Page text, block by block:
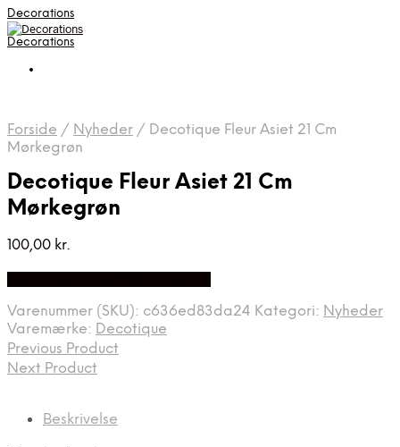
Decorations
Decorations
Forside / Nyheder / Decotique Fleur Asiet 21 Cm
Mørkegrøn
Decotique Fleur Asiet 21 Cm
Mørkegrøn
100,00 kr.
Varenummer (SKU): c636ed83da24 Kategori: Nyheder
Varemærke: Decotique
Previous Product
Next Product
Beskrivelse